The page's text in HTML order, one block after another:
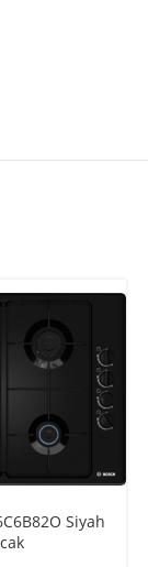
Siyah